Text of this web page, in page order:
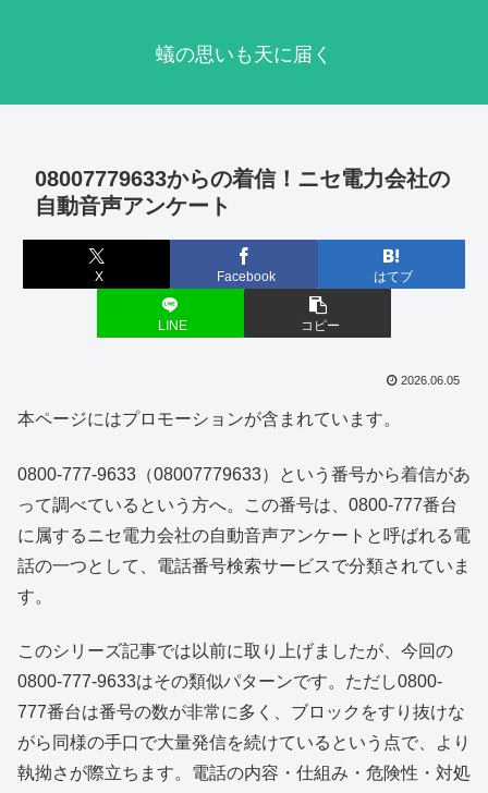
蟻の思いも天に届く
08007779633からの着信！ニセ電力会社の
自動音声アンケート
X Facebook はてブ
LINE コピー
2026.06.05
本ページにはプロモーションが含まれています。
0800-777-9633（08007779633）という番号から着信があ
って調べているという方へ。この番号は、0800-777番台
に属するニセ電力会社の自動音声アンケートと呼ばれる電
話の一つとして、電話番号検索サービスで分類されていま
す。
このシリーズ記事では以前に取り上げましたが、今回の
0800-777-9633はその類似パターンです。ただし0800-
777番台は番号の数が非常に多く、ブロックをすり抜けな
がら同様の手口で大量発信を続けているという点で、より
執拗さが際立ちます。電話の内容・仕組み・危険性・対処